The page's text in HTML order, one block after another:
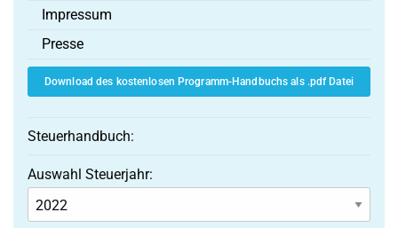
Impressum
Presse
Download des kostenlosen Programm-Handbuchs als .pdf Datei
Steuerhandbuch:
Auswahl Steuerjahr: